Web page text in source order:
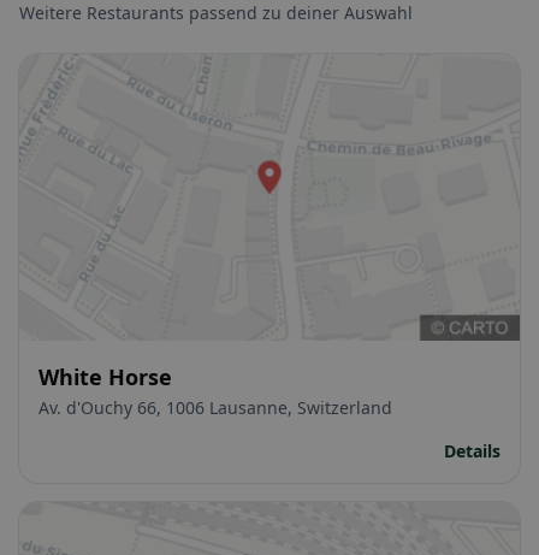
Weitere Restaurants passend zu deiner Auswahl
White Horse
Av. d'Ouchy 66, 1006 Lausanne, Switzerland
Details